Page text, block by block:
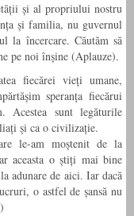
și al propriului nostru
și familia, nu guvernul
la încercare. Căutăm să
pe noi înșine (Aplauze).
fiecărei vieți umane,
speranța fiecărui
sunt legăturile
și ca o civilizație.
le-am moștenit de la
aceasta o știți mai bine
adunare de aici. Iar dacă
o astfel de șansă nu